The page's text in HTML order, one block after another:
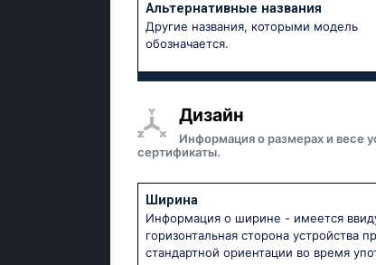
Альтернативные названия
Другие названия, которыми модель
обозначается.
Дизайн
Информация о размерах и весе
сертификаты.
Ширина
Информация о ширине - имеется
горизонтальная сторона устройства
стандартной ориентации во время